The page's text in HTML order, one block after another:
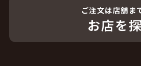
ご注文は店舗ま
お店を